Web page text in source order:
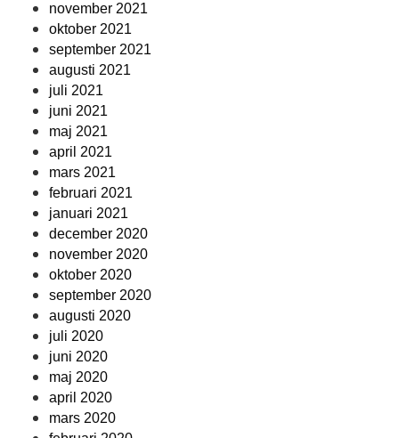
november 2021
oktober 2021
september 2021
augusti 2021
juli 2021
juni 2021
maj 2021
april 2021
mars 2021
februari 2021
januari 2021
december 2020
november 2020
oktober 2020
september 2020
augusti 2020
juli 2020
juni 2020
maj 2020
april 2020
mars 2020